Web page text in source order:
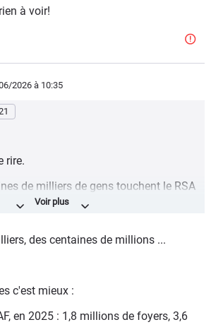
à voir!
2026 à 10:35
rire.
de milliers de gens touchent le RSA
droit (travail au black, vie en couple
vitale ?
des centaines de millions ...
c'est mieux :
en 2025 : 1,8 millions de foyers, 3,6